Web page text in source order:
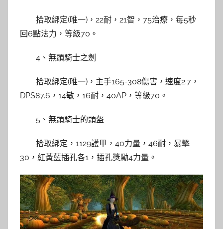
拾取綁定(唯一)，22耐，21智，75治療，每5秒
回6點法力，等級70。
4、無頭騎士之劍
拾取綁定(唯一)，主手165-308傷害，速度2.7，
DPS87.6，14敏，16耐，40AP，等級70。
5、無頭騎士的頭盔
拾取綁定，1129護甲，40力量，46耐，暴擊
30，紅黃藍插孔各1，插孔獎勵4力量。